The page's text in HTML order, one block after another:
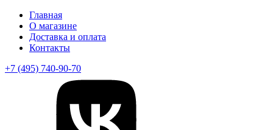
Главная
О магазине
Доставка и оплата
Контакты
+7 (495) 740-90-70